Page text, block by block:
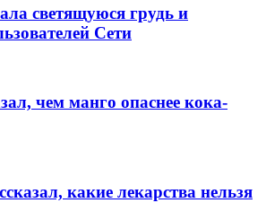
светящуюся грудь и
Сети
чем манго опаснее кока-
какие лекарства нельзя